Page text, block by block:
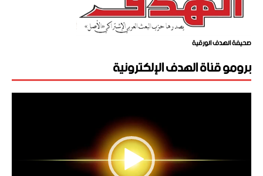
صحيفة الهدف الورقية
برومو قناة الهدف الإلكترونية
مشغل